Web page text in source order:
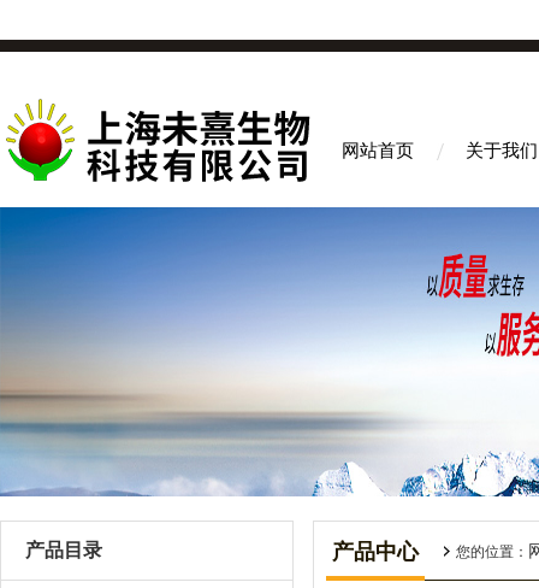
网站首页 关于我们
产品目录 产品中心 您的位置：